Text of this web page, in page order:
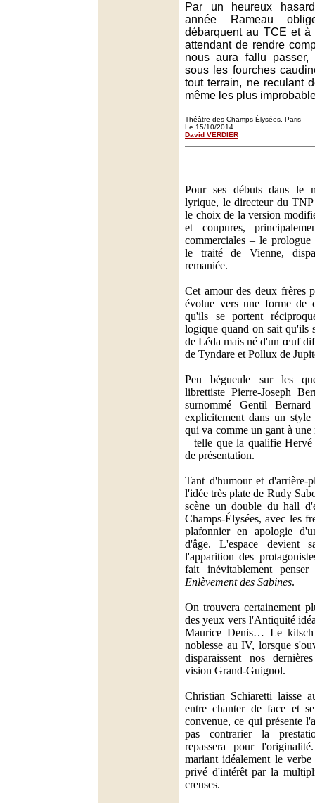
Par un heureux
année Rameau
débarquent au TCE et
attendant de rendre
nous aura fallu passer,
sous les fourches
tout terrain, ne reculant
même les plus
Théâtre des Champs-Élysées, Paris
Le 15/10/2014
David VERDIER
Pour ses débuts dans le
lyrique, le directeur du
le choix de la version
et coupures,
commerciales – le
le traité de Vienne,
remaniée.
Cet amour des deux frères
évolue vers une forme de
qu'ils se portent
logique quand on sait qu'ils
de Léda mais né d'un œuf
de Tyndare et Pollux de
Peu bégueule sur les
librettiste Pierre-Joseph
surnommé Gentil
explicitement dans un style
qui va comme un gant à
– telle que la qualifie
de présentation.
Tant d'humour et d'arrière-
l'idée très plate de Rudy
scène un double du hall
Champs-Élysées, avec les
plafonnier en apologie
d'âge. L'espace devient
l'apparition des
fait inévitablement
Enlèvement des Sabines.
On trouvera certainement
des yeux vers l'Antiquité
Maurice Denis… Le kitsch
noblesse au IV, lorsque
disparaissent nos
vision Grand-Guignol.
Christian Schiaretti laisse
entre chanter de face et
convenue, ce qui présente
pas contrarier la
repassera pour
mariant idéalement le
privé d'intérêt par la
creuses.